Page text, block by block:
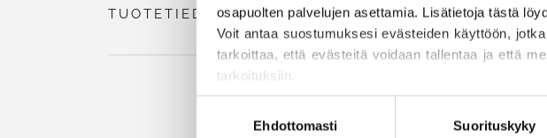
osapuolten palvelujen asettamia. Lisätietoja tästä
Voit antaa suostumuksesi evästeiden käyttöön,
tarkoittaa, että evästeitä voidaan tallentaa ja että
tarkoituksiin.
Voit muuttaa tai peruuttaa suostumuksesi milloin
estämisestä ja poistamisesta.
Ehdottomasti
Suorituskyky
TUOTETIEDOT